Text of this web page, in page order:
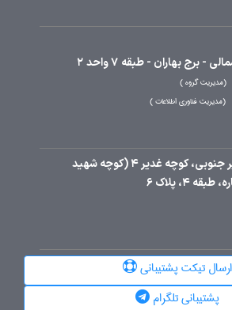
برج بهاران - طبقه 7 واحد 2
مدیریت گروه
مدیریت فناوری اطلاعات
البرز، نظرآباد، الغدیر جنوبی، کوچه غدیر 4 (کوچه شهید
4، پلاک 6
ارسال تیکت پشتیبانی
پشتیبانی تلگرام